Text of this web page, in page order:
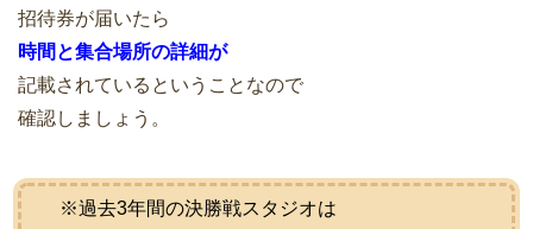
招待券が届いたら
時間と集合場所の詳細が
記載されているということなので
確認しましょう。
※過去3年間の決勝戦スタジオは